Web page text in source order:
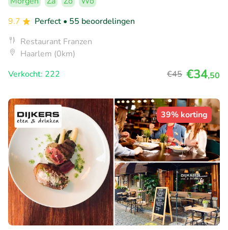
9.7
Perfect • 55 beoordelingen
Restaurant Franzen
Haarlem (0km)
Verkocht: 222
€45 €34,50
39% korting